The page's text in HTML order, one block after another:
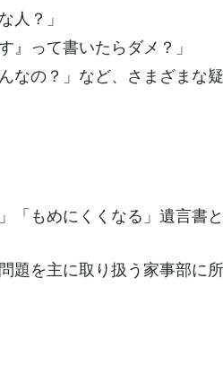
人？」
』って書いたらダメ？」
なの？」など、さまざまな
「もめにくくなる」遺言書
題を主に取り扱う家事部に